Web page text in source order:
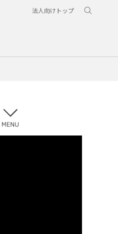
法人向けトップ